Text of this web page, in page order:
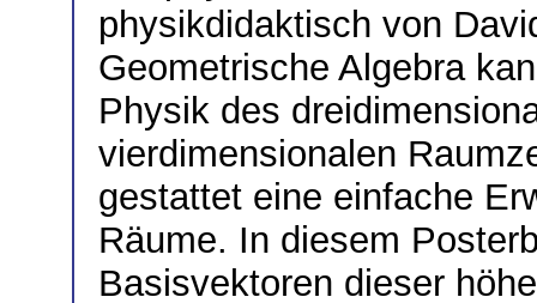
physikdidaktisch von
Geometrische Algebra
Physik des
vierdimensionalen
gestattet eine einfache
Räume. In diesem
Basisvektoren dieser